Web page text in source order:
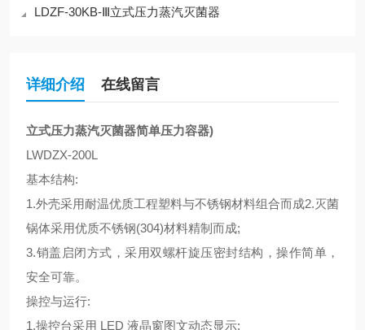
LDZF-30KB-Ⅲ立式压力蒸汽灭菌器
详细介绍 在线留言
立式压力蒸汽灭菌器简单压力容器)
LWDZX-200L
基本结构:
1.外壳采用耐温优质工程塑料与不锈钢材料组合而成2.灭菌
锅体采用优质不锈钢(304)材料精制而成;
3.销盖启闭方式，采用双螺杆旋压密封结构，操作简单，
安全可靠。
操控与运行:
1.操控台采用 LED 液晶窗图文动态显示;